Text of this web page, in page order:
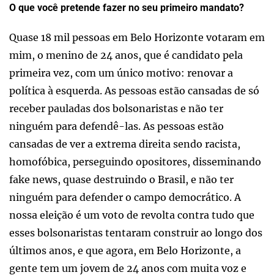
O que você pretende fazer no seu primeiro mandato?
Quase 18 mil pessoas em Belo Horizonte votaram em
mim, o menino de 24 anos, que é candidato pela
primeira vez, com um único motivo: renovar a
política à esquerda. As pessoas estão cansadas de só
receber pauladas dos bolsonaristas e não ter
ninguém para defendê-las. As pessoas estão
cansadas de ver a extrema direita sendo racista,
homofóbica, perseguindo opositores, disseminando
fake news, quase destruindo o Brasil, e não ter
ninguém para defender o campo democrático. A
nossa eleição é um voto de revolta contra tudo que
esses bolsonaristas tentaram construir ao longo dos
últimos anos, e que agora, em Belo Horizonte, a
gente tem um jovem de 24 anos com muita voz e